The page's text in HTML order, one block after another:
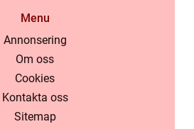
Menu
Annonsering
Om oss
Cookies
Kontakta oss
Sitemap